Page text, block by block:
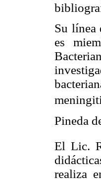
Su línea
es
Pineda
El Lic.
realiza